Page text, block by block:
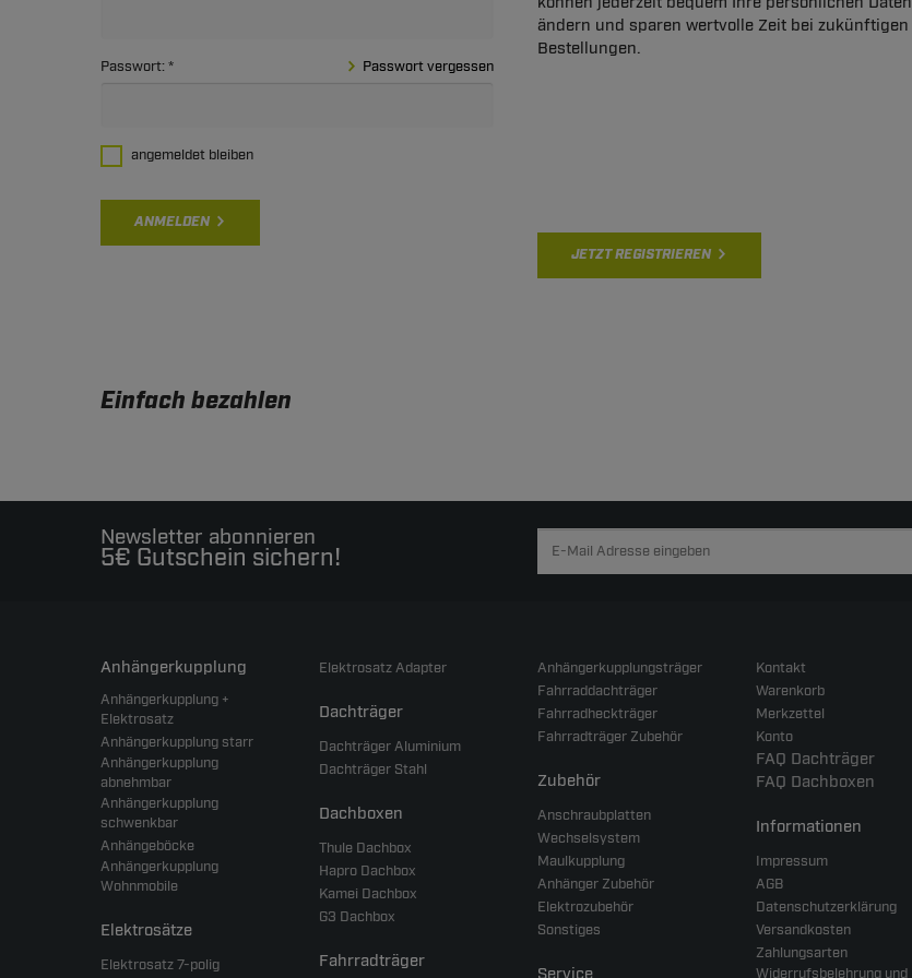
Passwort: Passwort vergessen
angemeldet bleiben
ANMELDEN
ändern und sparen wertvolle Zeit bei zukünftigen
Bestellungen.
JETZT REGISTRIEREN
Einfach bezahlen
Newsletter abonnieren
5€ Gutschein sichern!
Anhängerkupplung
Anhängerkupplung +
Elektrosatz
Anhängerkupplung starr
Anhängerkupplung
abnehmbar
Anhängerkupplung
schwenkbar
Anhängeböcke
Anhängerkupplung
Wohnmobile
Elektrosätze
Elektrosatz 7-polig
Elektrosatz Adapter
Dachträger
Dachträger Aluminium
Dachträger Stahl
Dachboxen
Thule Dachbox
Hapro Dachbox
Kamei Dachbox
G3 Dachbox
Fahrradträger
Anhängerkupplungsträger
Fahrraddachträger
Fahrradheckträger
Fahrradträger Zubehör
Zubehör
Anschraubplatten
Wechselsystem
Maulkupplung
Anhänger Zubehör
Elektrozubehör
Sonstiges
Kontakt
Warenkorb
Merkzettel
Konto
FAQ Dachträger
FAQ Dachboxen
Informationen
Impressum
AGB
Datenschutzerklärung
Versandkosten
Zahlungsarten
Widerrufsbelehrung und